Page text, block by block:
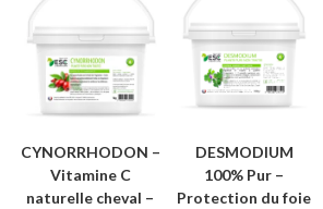
CYNORRHODON –
Vitamine C
naturelle cheval –
DESMODIUM
100% Pur –
Protection du foie